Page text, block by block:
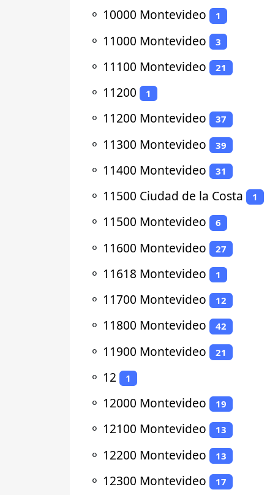
⚬ 10000 Montevideo 1
⚬ 11000 Montevideo 3
⚬ 11100 Montevideo 21
⚬ 11200 1
⚬ 11200 Montevideo 37
⚬ 11300 Montevideo 39
⚬ 11400 Montevideo 31
⚬ 11500 Ciudad de la Costa 1
⚬ 11500 Montevideo 6
⚬ 11600 Montevideo 27
⚬ 11618 Montevideo 1
⚬ 11700 Montevideo 12
⚬ 11800 Montevideo 42
⚬ 11900 Montevideo 21
⚬ 12 1
⚬ 12000 Montevideo 19
⚬ 12100 Montevideo 13
⚬ 12200 Montevideo 13
⚬ 12300 Montevideo 17